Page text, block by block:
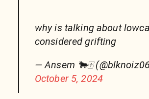
why is talking about
considered grifting
— Ansem 🐂🀄️
October 5, 2024